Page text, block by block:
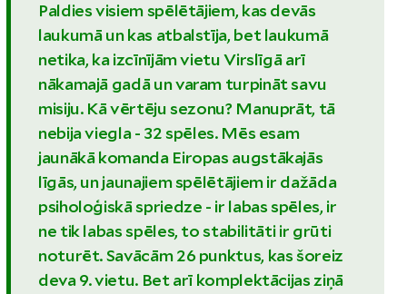
Paldies visiem spēlētājiem, kas devās
laukumā un kas atbalstīja, bet laukumā
netika, ka izcīnījām vietu Virslīgā arī
nākamajā gadā un varam turpināt savu
misiju. Kā vērtēju sezonu? Manuprāt, tā
nebija viegla - 32 spēles. Mēs esam
jaunākā komanda Eiropas augstākajās
līgās, un jaunajiem spēlētājiem ir dažāda
psiholoģiskā spriedze - ir labas spēles, ir
ne tik labas spēles, to stabilitāti ir grūti
noturēt. Savācām 26 punktus, kas šoreiz
deva 9. vietu. Bet arī komplektācijas ziņā